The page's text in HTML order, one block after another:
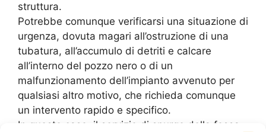
struttura.
Potrebbe comunque verificarsi una situazione di
urgenza, dovuta magari all’ostruzione di una
tubatura, all’accumulo di detriti e calcare
all’interno del pozzo nero o di un
malfunzionamento dell’impianto avvenuto per
qualsiasi altro motivo, che richieda comunque
un intervento rapido e specifico.
In questo caso, il servizio di spurgo della fossa